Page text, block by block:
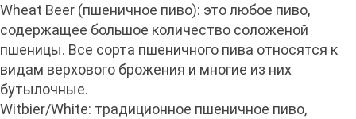
Wheat Beer (пшеничное пиво): это любое пиво,
содержащее большое количество соложеной
пшеницы. Все сорта пшеничного пива относятся к
видам верхового брожения и многие из них
бутылочные.
Witbier/White: традиционное пшеничное пиво,